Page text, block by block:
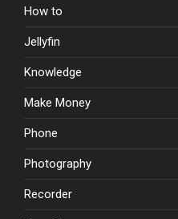
How to
Jellyfin
Knowledge
Make Money
Phone
Photography
Recorder